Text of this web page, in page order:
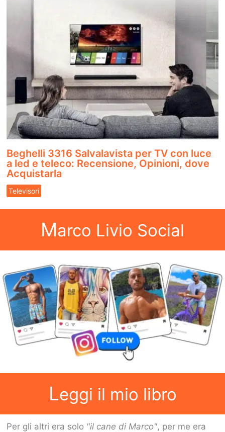
Beghelli 3316 Salvalavista per TV con luce
a led e teleco: Recensione, Opinioni, dove
Acquistarla
Televisori
Marco Livio Social
Leggi il mio libro
Per gli altri era solo "il cane di Marco", per me era